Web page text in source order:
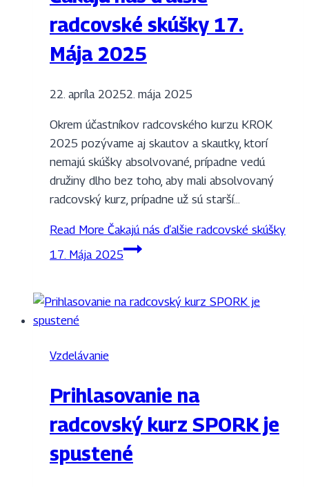
radcovské skúšky 17.
Mája 2025
22. apríla 20252. mája 2025
Okrem účastníkov radcovského kurzu KROK
2025 pozývame aj skautov a skautky, ktorí
nemajú skúšky absolvované, prípadne vedú
družiny dlho bez toho, aby mali absolvovaný
radcovský kurz, prípadne už sú starší…
Read More Čakajú nás ďalšie radcovské skúšky
17. Mája 2025
Vzdelávanie
Prihlasovanie na
radcovský kurz SPORK je
spustené